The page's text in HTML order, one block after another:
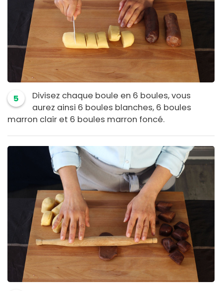
5
Divisez chaque boule en 6 boules, vous
aurez ainsi 6 boules blanches, 6 boules
marron clair et 6 boules marron foncé.